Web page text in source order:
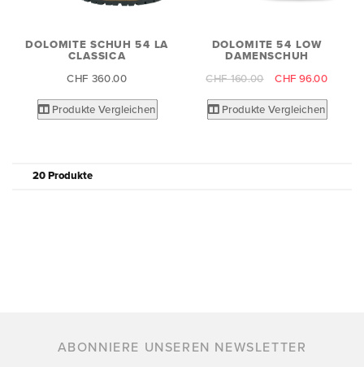
DOLOMITE SCHUH 54 LA
CLASSICA
CHF 360.00
Produkte Vergleichen
DOLOMITE 54 LOW
DAMENSCHUH
CHF 160.00
CHF 96.00
Produkte Vergleichen
20 Produkte
ABONNIERE UNSEREN NEWSLETTER